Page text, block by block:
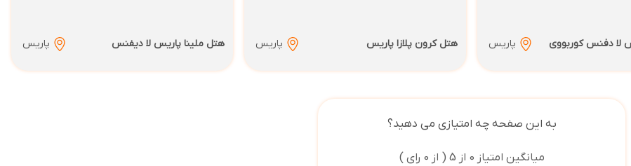
لا دفنس کوربووی پاریس هتل کرون پلازا پاریس پاریس هتل ملینا پاریس لا دیفنس پاریس
به این صفحه چه امتیازی می دهید؟
میانگین امتیاز 0 از 5 ( از 0 رای )